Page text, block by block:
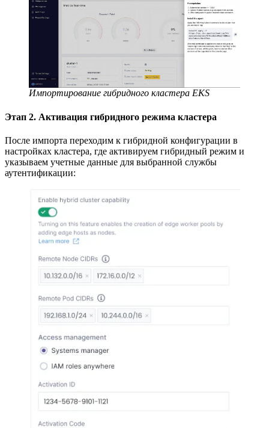
Импортирование гибридного кластера EKS
Этап 2. Активация гибридного режима кластера
После импорта переходим к гибридной конфигурации в
настройках кластера, где активируем гибридный режим и
указываем учетные данные для выбранной службы
аутентификации: